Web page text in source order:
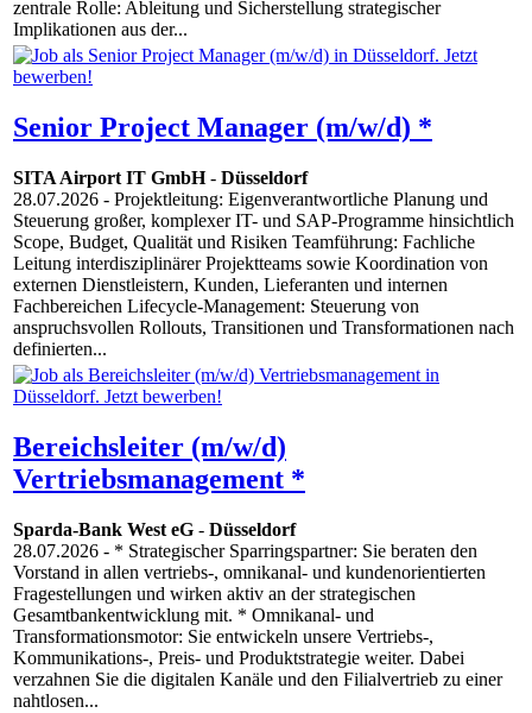
zentrale Rolle: Ableitung und Sicherstellung strategischer
Implikationen aus der...
Senior Project Manager (m/w/d) *
SITA Airport IT GmbH- Düsseldorf
28.07.2026 - Projektleitung: Eigenverantwortliche Planung und
Steuerung großer, komplexer IT- und SAP-Programme hinsichtlich
Scope, Budget, Qualität und Risiken Teamführung: Fachliche
Leitung interdisziplinärer Projektteams sowie Koordination von
externen Dienstleistern, Kunden, Lieferanten und internen
Fachbereichen Lifecycle-Management: Steuerung von
anspruchsvollen Rollouts, Transitionen und Transformationen nach
definierten...
Bereichsleiter (m/w/d)
Vertriebsmanagement *
Sparda-Bank West eG - Düsseldorf
28.07.2026 - * Strategischer Sparringspartner: Sie beraten den
Vorstand in allen vertriebs-, omnikanal- und kundenorientierten
Fragestellungen und wirken aktiv an der strategischen
Gesamtbankentwicklung mit. * Omnikanal- und
Transformationsmotor: Sie entwickeln unsere Vertriebs-,
Kommunikations-, Preis- und Produktstrategie weiter. Dabei
verzahnen Sie die digitalen Kanäle und den Filialvertrieb zu einer
nahtlosen...